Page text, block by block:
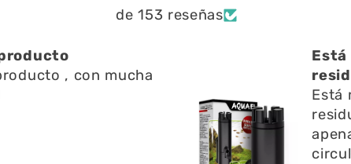
de 153 reseñas
bien ayuda a limpiar
en l
bien ayuda a limpiar